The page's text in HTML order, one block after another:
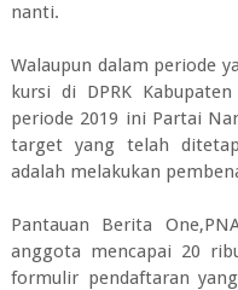
nanti.
Walaupun dalam periode
kursi di DPRK
periode 2019 ini Partai
target yang telah
adalah melakukan
Pantauan Berita
anggota mencapai 20
formulir pendaftaran